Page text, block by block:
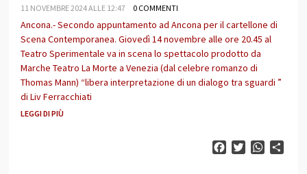
11 NOVEMBRE 2024 ALLE 12:47 0 COMMENTI
Ancona.- Secondo appuntamento ad Ancona per il cartellone di
Scena Contemporanea. Giovedì 14 novembre alle ore 20.45 al
Teatro Sperimentale va in scena lo spettacolo prodotto da
Marche Teatro La Morte a Venezia (dal celebre romanzo di
Thomas Mann) “libera interpretazione di un dialogo tra sguardi ”
di Liv Ferracchiati
LEGGI DI PIÙ
FacebookTwitter